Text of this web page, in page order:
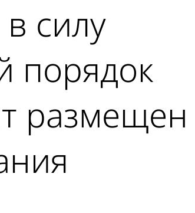
силу
порядок
размещен